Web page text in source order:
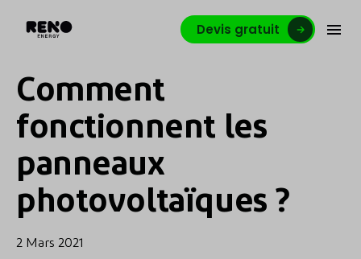
Devis gratuit
Comment
fonctionnent les
panneaux
photovoltaïques ?
2 Mars 2021